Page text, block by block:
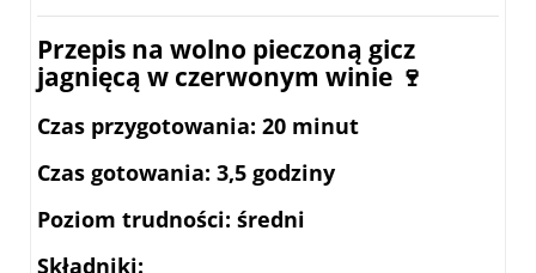
Przepis na wolno pieczoną gicz
jagnięcą w czerwonym winie 🍷
Czas przygotowania: 20 minut
Czas gotowania: 3,5 godziny
Poziom trudności: średni
Składniki: